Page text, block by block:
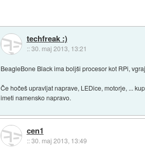
techfreak :)
::30. maj 2013, 13:21
BeagleBone Black ima boljši procesor kot RPi,
Če hočeš upravljat naprave, LEDice, motorje, ...
imeti namensko napravo.
cen1
::30. maj 2013, 13:49